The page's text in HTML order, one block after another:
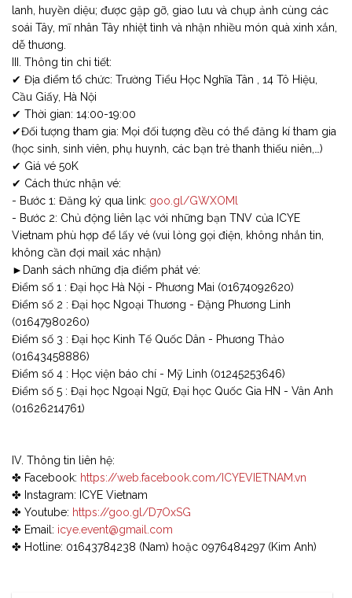
lanh, huyền diệu; được gặp gỡ, giao lưu và chụp ảnh cùng các
soái Tây, mĩ nhân Tây nhiệt tình và nhận nhiều món quà xinh xắn,
dễ thương.
III. Thông tin chi tiết:
✔ Địa điểm tổ chức: Trường Tiểu Học Nghĩa Tân , 14 Tô Hiệu,
Cầu Giấy, Hà Nội
✔ Thời gian: 14:00-19:00
✔Đối tượng tham gia: Mọi đối tượng đều có thể đăng kí tham gia
(học sinh, sinh viên, phụ huynh, các bạn trẻ thanh thiếu niên,…)
✔ Giá vé 50K
✔ Cách thức nhận vé:
- Bước 1: Đăng ký qua link: goo.gl/GWXOMl
- Bước 2: Chủ động liên lạc với những bạn TNV của ICYE
Vietnam phù hợp để lấy vé (vui lòng gọi điện, không nhắn tin,
không cần đợi mail xác nhận)
►Danh sách những địa điểm phát vé:
Điểm số 1 : Đại học Hà Nội - Phương Mai (01674092620)
Điểm số 2 : Đại học Ngoại Thương - Đặng Phương Linh
(01647980260)
Điểm số 3 : Đại học Kinh Tế Quốc Dân - Phương Thảo
(01643458886)
Điểm số 4 : Học viện báo chí - Mỹ Linh (01245253646)
Điểm số 5 : Đại học Ngoại Ngữ, Đại học Quốc Gia HN - Vân Anh
(01626214761)
IV. Thông tin liên hệ:
✤ Facebook: https://web.facebook.com/ICYEVIETNAM.vn
✤ Instagram: ICYE Vietnam
✤ Youtube: https://goo.gl/D7OxSG
✤ Email: icye.event@gmail.com
✤ Hotline: 01643784238 (Nam) hoặc 0976484297 (Kim Anh)